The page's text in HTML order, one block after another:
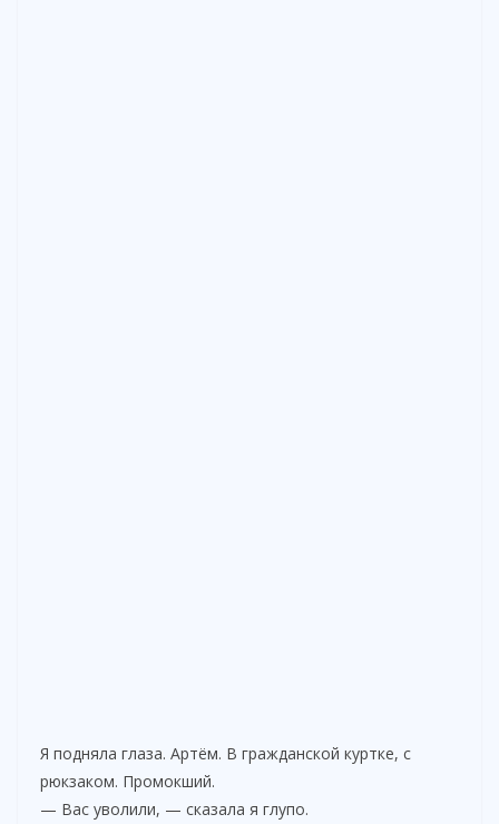
Я подняла глаза. Артём. В гражданской куртке, с
рюкзаком. Промокший.
— Вас уволили, — сказала я глупо.